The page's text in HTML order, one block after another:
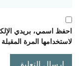
احفظ اسمي، بريدي
لاستخدامها المرة